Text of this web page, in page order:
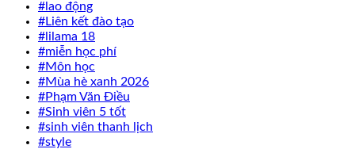
#lao động
#Liên kết đào tạo
#lilama 18
#miễn học phí
#Môn học
#Mùa hè xanh 2026
#Phạm Văn Điều
#Sinh viên 5 tốt
#sinh viên thanh lịch
#style